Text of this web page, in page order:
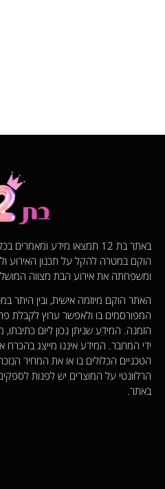
באתר בת 12 תמצאו מידע
הוקם במטרה להקל על תכנון האירוע
ומשפחתה את אירוע הבת מצווה
האתר הוקם מיוזמה אישית, ובין היתר
המפורסמים בו ולאפשר ערוץ לקבלת
הזמנה. המידע שניתן נכון ליום
ידי המחבר. המידע איננו מייצג
הטכניים הכלולים בו או את המחיר
הרלוונטי על המוצרים יש לפנות
באתר.